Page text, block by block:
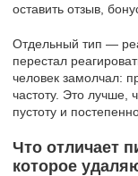
оставить отзыв,
Отдельный тип ―
перестал
человек замолчал:
частоту. Это лучше,
пустоту и
Что отличает
которое